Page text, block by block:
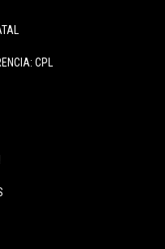
CPL